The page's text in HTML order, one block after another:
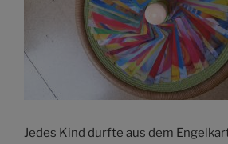
Jedes Kind durfte aus dem